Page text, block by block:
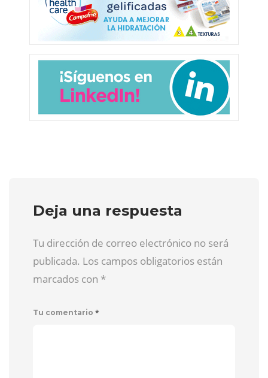
Deja una respuesta
Tu dirección de correo electrónico no será
publicada. Los campos obligatorios están
marcados con *
Tu comentario *